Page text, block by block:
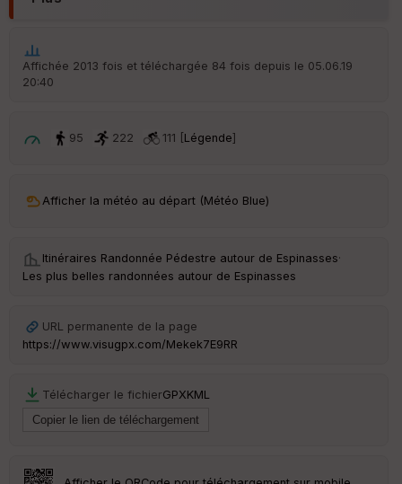
Affichée 2013 fois et téléchargée 84 fois depuis le 05.06.19
20:40
95 222 111 [Légende]
Afficher la météo au départ (Météo Blue)
Itinéraires Randonnée Pédestre autour de Espinasses·
Les plus belles randonnées autour de Espinasses
URL permanente de la page
https://www.visugpx.com/Mekek7E9RR
Télécharger le fichierGPXKML